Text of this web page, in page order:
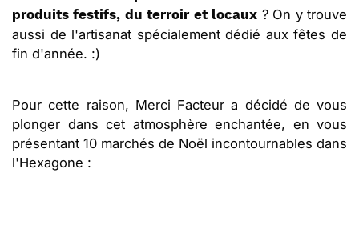
produits festifs, du terroir et locaux ? On y trouve
aussi de l'artisanat spécialement dédié aux fêtes de
fin d'année. :)
Pour cette raison, Merci Facteur a décidé de vous
plonger dans cet atmosphère enchantée, en vous
présentant 10 marchés de Noël incontournables dans
l'Hexagone :